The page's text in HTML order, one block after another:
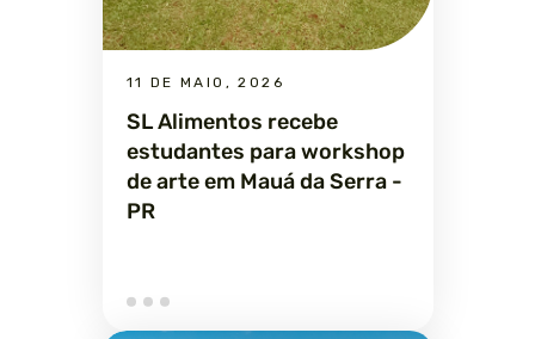
11 DE MAIO, 2026
SL Alimentos recebe
estudantes para workshop
de arte em Mauá da Serra -
PR